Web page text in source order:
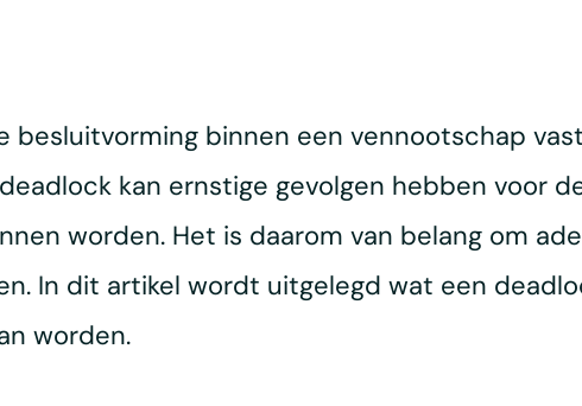
binnen een vennootschap
deadlock kan ernstige gevolgen hebben voor
worden. Het is daarom van belang om
In dit artikel wordt uitgelegd wat een
worden.